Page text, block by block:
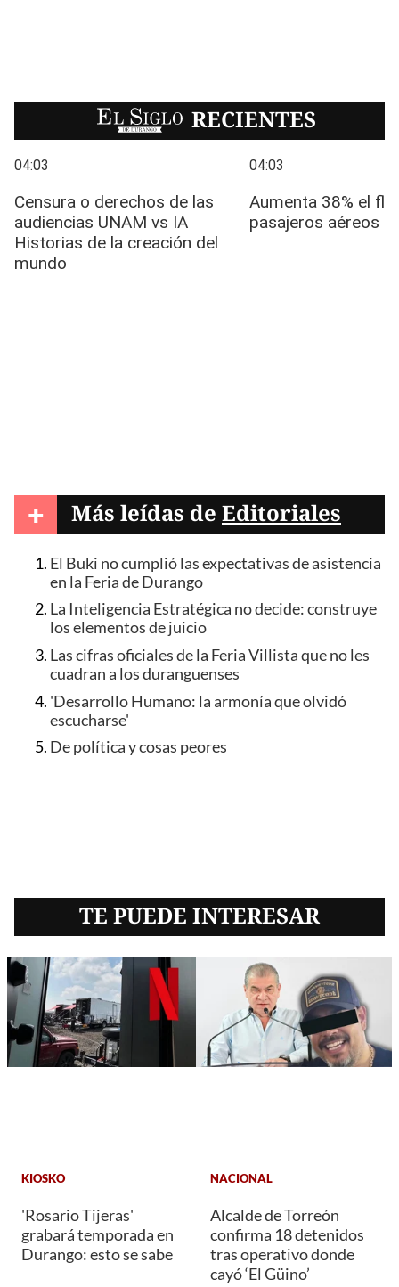
EL SIGLO RECIENTES
+ Más leídas de Editoriales
El Buki no cumplió las expectativas de asistencia
en la Feria de Durango
La Inteligencia Estratégica no decide: construye
los elementos de juicio
Las cifras oficiales de la Feria Villista que no les
cuadran a los duranguenses
'Desarrollo Humano: la armonía que olvidó
escucharse'
De política y cosas peores
TE PUEDE INTERESAR
KIOSKO
'Rosario Tijeras'
grabará temporada en
Durango: esto se sabe
NACIONAL
Alcalde de Torreón
confirma 18 detenidos
tras operativo donde
cayó ‘El Güino’